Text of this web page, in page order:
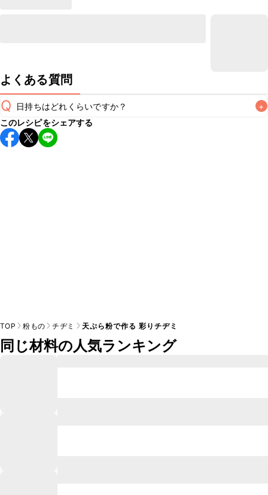
よくある質問
Q 日持ちはどれくらいですか？ +
保存期間は冷蔵で翌日中が目安です。なるべくお早めにお召
し上がりください。
このレシピをシェアする
TOP 粉もの チヂミ 天ぷら粉で作る 彩りチヂミ
同じ材料の人気ランキング